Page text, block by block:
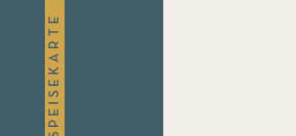
S P E I S E K A R T E